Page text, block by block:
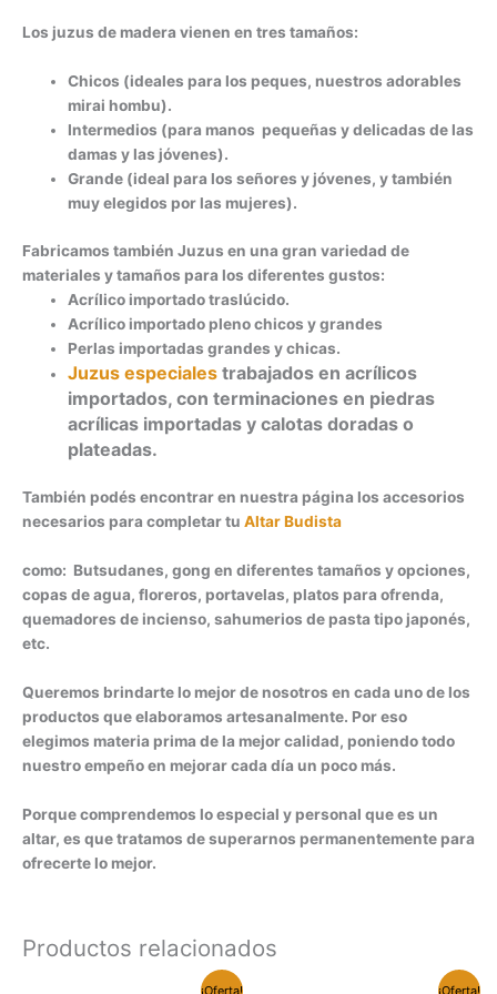
Los juzus de madera vienen en tres tamaños:
Chicos (ideales para los peques, nuestros adorables
mirai hombu).
Intermedios (para manos pequeñas y delicadas de las
damas y las jóvenes).
Grande (ideal para los señores y jóvenes, y también
muy elegidos por las mujeres).
Fabricamos también Juzus en una gran variedad de
materiales y tamaños para los diferentes gustos:
Acrílico importado traslúcido.
Acrílico importado pleno chicos y grandes
Perlas importadas grandes y chicas.
Juzus especiales trabajados en acrílicos
importados, con terminaciones en piedras
acrílicas importadas y calotas doradas o
plateadas.
También podés encontrar en nuestra página los accesorios
necesarios para completar tu Altar Budista
como: Butsudanes, gong en diferentes tamaños y opciones,
copas de agua, floreros, portavelas, platos para ofrenda,
quemadores de incienso, sahumerios de pasta tipo japonés,
etc.
Queremos brindarte lo mejor de nosotros en cada uno de los
productos que elaboramos artesanalmente. Por eso
elegimos materia prima de la mejor calidad, poniendo todo
nuestro empeño en mejorar cada día un poco más.
Porque comprendemos lo especial y personal que es un
altar, es que tratamos de superarnos permanentemente para
ofrecerte lo mejor.
Productos relacionados